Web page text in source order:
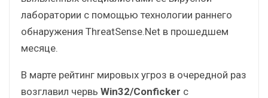
лаборатории с помощью технологии раннего
обнаружения ThreatSense.Net в прошедшем
месяце.
В марте рейтинг мировых угроз в очередной раз
возглавил червь Win32/Conficker с